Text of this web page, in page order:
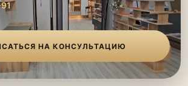
НА КОНСУЛЬТАЦИЮ